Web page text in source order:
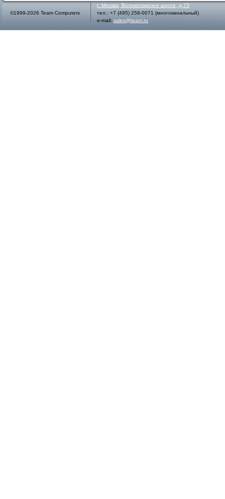
©1999-2026 Team Computers
г. Москва
Волоколамское шоссе, д.73
тел.: +7 (495) 258-0071 (многоканальный)
e-mail: sales@team.ru